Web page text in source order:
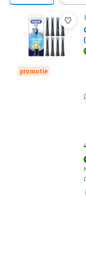
promotie
Beoordeling is 9,2 van de